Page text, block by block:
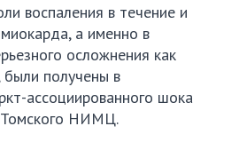
воспаления в течение и
а именно в
осложнения как
получены в
ассоциированного шока
НИМЦ.